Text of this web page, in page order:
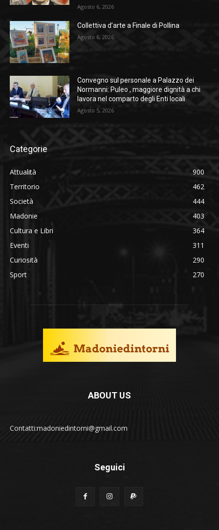
Agosto 6, 2026
Collettiva d’arte a Finale di Pollina
Agosto 6, 2026
Convegno sul personale a Palazzo dei
Normanni: Puleo , maggiore dignità a chi
lavora nel comparto degli Enti locali
Agosto 5, 2026
Categorie
Attualità
900
Territorio
462
Società
444
Madonie
403
Cultura e Libri
364
Eventi
311
Curiosità
290
Sport
270
ABOUT US
Contatti:madoniedintorni@gmail.com
Seguici